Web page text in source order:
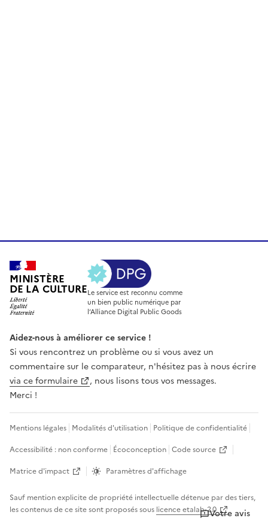
Votre avis
MINISTÈRE
DE LA CULTURELe service est reconnu comme
un bien public numérique par
l’Alliance Digital Public Goods
Aidez-nous à améliorer ce service !
Si vous rencontrez un problème ou si vous avez un
commentaire sur le comparateur, n'hésitez pas à nous écrire
via ce formulaire
, nous lisons tous vos messages.
Merci !
Mentions légales Modalités d'utilisation Politique de confidentialité
Accessibilité : non conforme Écoconception Code source
Matrice d'impact
Paramètres d'affichage
Sauf mention explicite de propriété intellectuelle détenue par des tiers,
les contenus de ce site sont proposés sous licence etalab-2.0